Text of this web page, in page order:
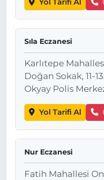
Yol Tarifi Al
Sıla Eczanesi
Karlıtepe
Doğan Sokak, 11-
Okyay Polis
Yol Tarifi Al
Nur Eczanesi
Fatih Mahallesi